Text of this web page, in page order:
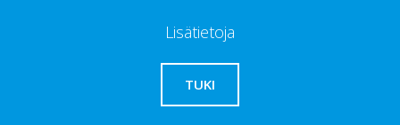
Lisätietoja
TUKI